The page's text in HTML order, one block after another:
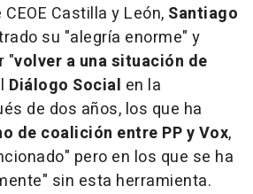
Castilla y León, Santiago
su "alegría enorme" y
"volver a una situación de
Diálogo Social en la
de dos años, los que ha
de coalición entre PP y Vox,
pero en los que se ha
sin esta herramienta.